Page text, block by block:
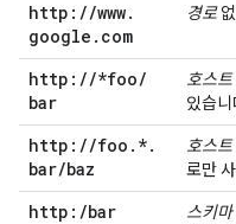
http: //www.
google . com
경로
http: //*foo/
bar
호스트
있습니
http: //foo . *.
bar/baz
호스트
로만
http: /bar 스키마